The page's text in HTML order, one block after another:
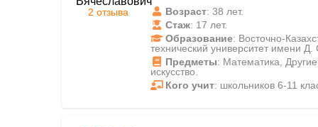
2 отзыва Возраст: 38 лет.
Стаж: 17 лет.
Образование: Восточно-
технический университет имени Д.
Предметы: Математика,
искусство.
Кого учит: школьников 6-11